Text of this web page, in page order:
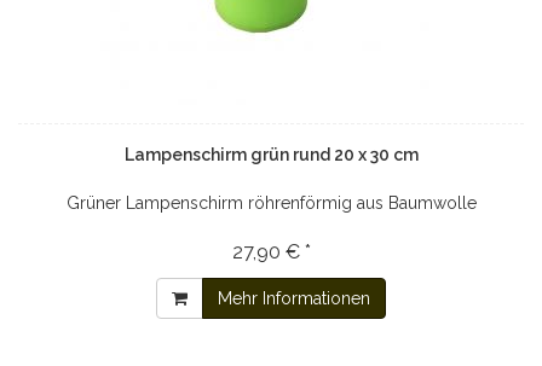
Lampenschirm grün rund 20 x 30 cm
Grüner Lampenschirm röhrenförmig aus Baumwolle
27,90 € *
Mehr Informationen